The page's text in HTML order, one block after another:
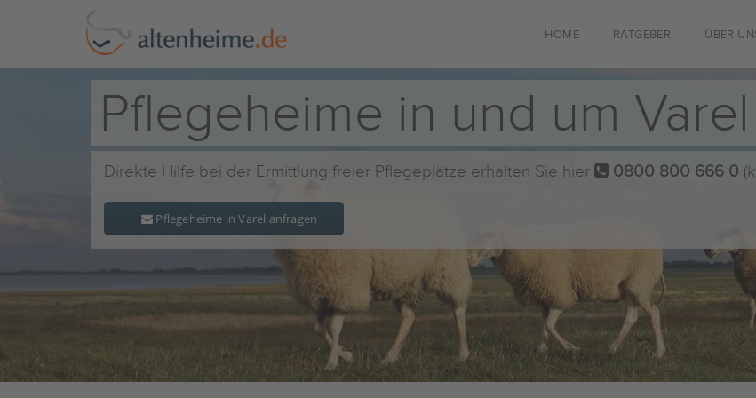
HOME RATGEBER ÜBER
Pflegeheime in und um Varel
Direkte Hilfe bei der Ermittlung freier Pflegeplätze erhalten Sie hier 0800 800 666 0
Pflegeheime in Varel anfragen